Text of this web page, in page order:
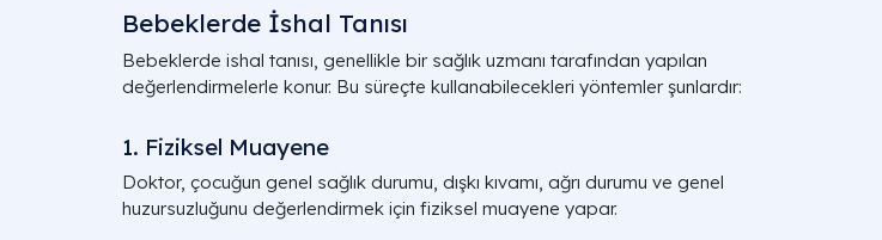
Bebeklerde İshal Tanısı
Bebeklerde ishal tanısı, genellikle bir sağlık uzmanı tarafından yapılan
değerlendirmelerle konur. Bu süreçte kullanabilecekleri yöntemler şunlardır:
1. Fiziksel Muayene
Doktor, çocuğun genel sağlık durumu, dışkı kıvamı, ağrı durumu ve genel
huzursuzluğunu değerlendirmek için fiziksel muayene yapar.